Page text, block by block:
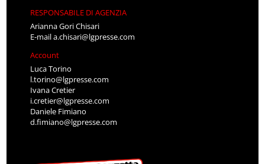
RESPONSABILE DI AGENZIA
Arianna Gori Chisari
E-maila.chisari@lgpresse.com
Account
Luca Torino
l.torino@lgpresse.com
Ivana Cretier
i.cretier@lgpresse.com
Daniele Fimiano
d.fimiano@lgpresse.com